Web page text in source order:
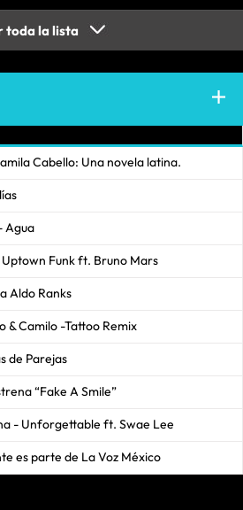
toda la lista
Cabello: Una novela latina.
Agua
Funk ft. Bruno Mars
Aldo Ranks
& Camilo -Tattoo Remix
de Parejas
“Fake A Smile”
- Unforgettable ft. Swae Lee
es parte de La Voz México